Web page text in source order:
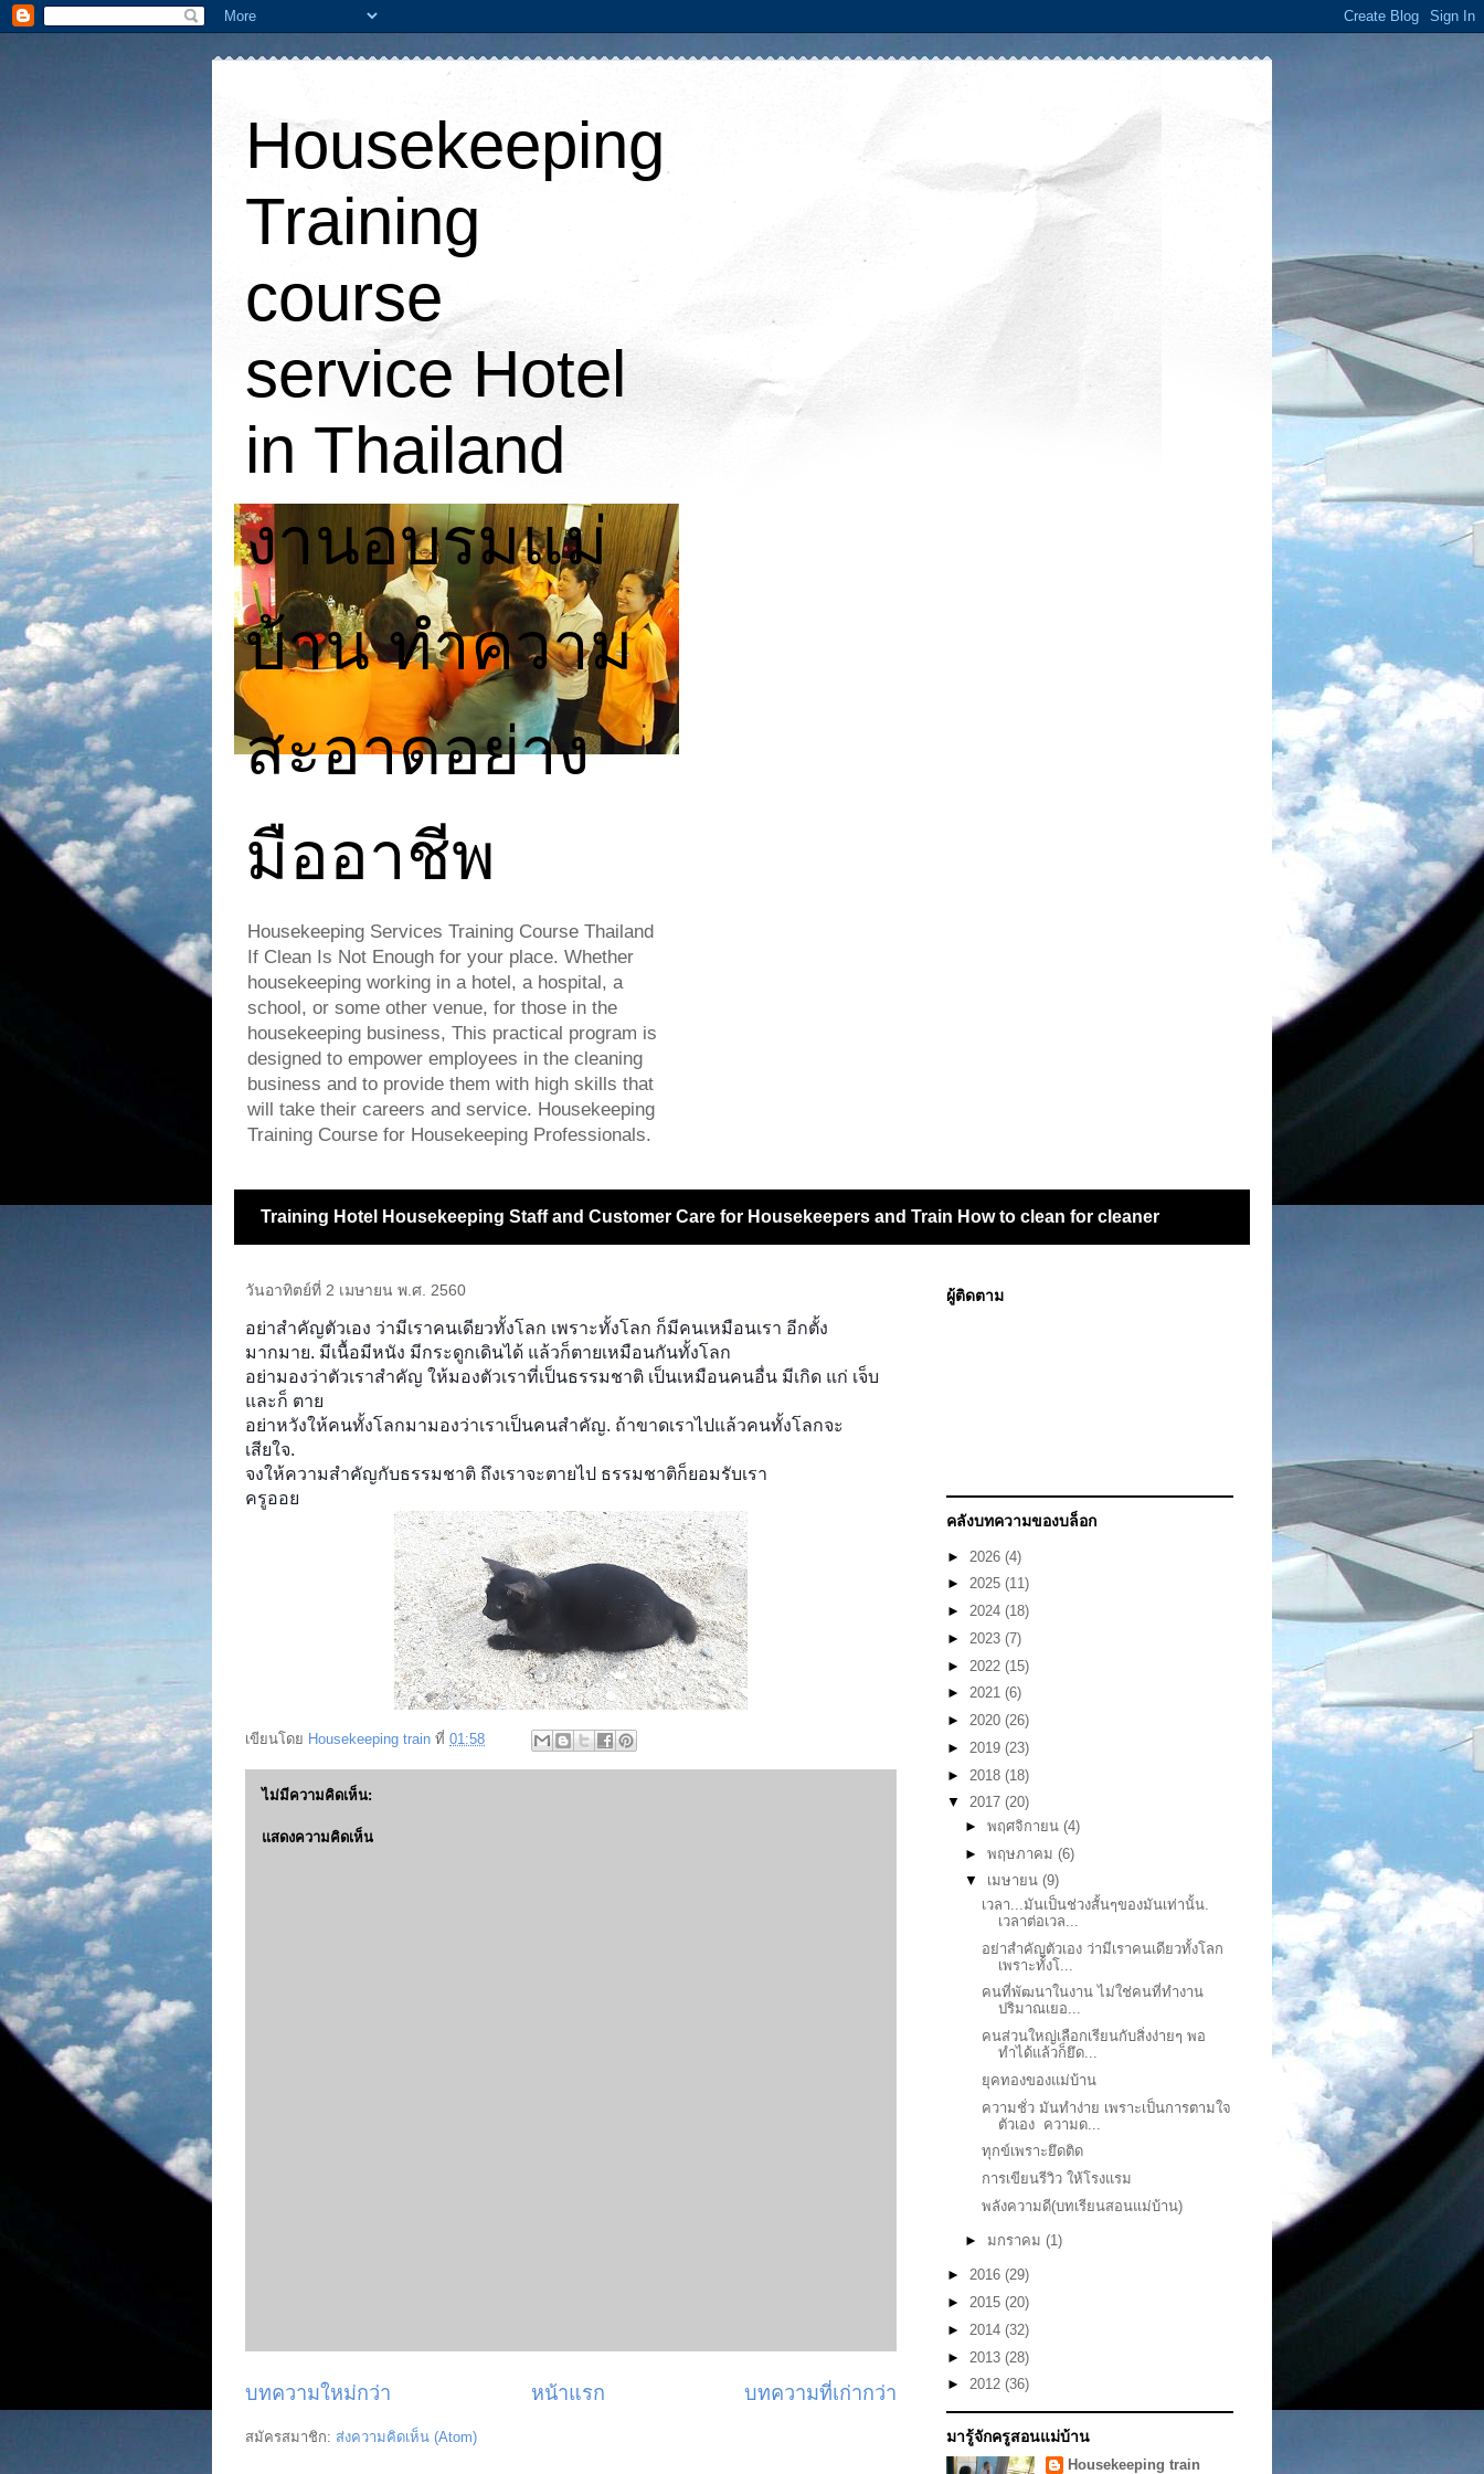
Housekeeping
Training
course
service Hotel
in Thailand
งานอบรมแม่
บ้าน ทำความ
สะอาดอย่าง
มืออาชีพ
Housekeeping Services Training Course Thailand
If Clean Is Not Enough for your place. Whether
housekeeping working in a hotel, a hospital, a
school, or some other venue, for those in the
housekeeping business, This practical program is
designed to empower employees in the cleaning
business and to provide them with high skills that
will take their careers and service. Housekeeping
Training Course for Housekeeping Professionals.
Training Hotel Housekeeping Staff and Customer Care for Housekeepers and Train How to clean for cleaner
วันอาทิตย์ที่ 2 เมษายน พ.ศ. 2560
อย่าสำคัญตัวเอง ว่ามีเราคนเดียวทั้งโลก เพราะทั้งโลก ก็มีคนเหมือนเรา อีกตั้ง
มากมาย. มีเนื้อมีหนัง มีกระดูกเดินได้ แล้วก็ตายเหมือนกันทั้งโลก
อย่ามองว่าตัวเราสำคัญ ให้มองตัวเราที่เป็นธรรมชาติ เป็นเหมือนคนอื่น มีเกิด แก่ เจ็บ
และก็ ตาย
อย่าหวังให้คนทั้งโลกมามองว่าเราเป็นคนสำคัญ. ถ้าขาดเราไปแล้วคนทั้งโลกจะ
เสียใจ.
จงให้ความสำคัญกับธรรมชาติ ถึงเราจะตายไป ธรรมชาติก็ยอมรับเรา
ครูออย
เขียนโดย Housekeeping train ที่ 01:58
ไม่มีความคิดเห็น:
แสดงความคิดเห็น
บทความใหม่กว่า บทความที่เก่ากว่า
หน้าแรก
สมัครสมาชิก: ส่งความคิดเห็น (Atom)
ผู้ติดตาม
คลังบทความของบล็อก
► 2026 (4)
► 2025 (11)
► 2024 (18)
► 2023 (7)
► 2022 (15)
► 2021 (6)
► 2020 (26)
► 2019 (23)
► 2018 (18)
▼ 2017 (20)
► พฤศจิกายน (4)
► พฤษภาคม (6)
▼ เมษายน (9)
เวลา...มันเป็นช่วงสั้นๆของมันเท่านั้น.
เวลาต่อเวล...
อย่าสำคัญตัวเอง ว่ามีเราคนเดียวทั้งโลก
เพราะทั้งโ...
คนที่พัฒนาในงาน ไม่ใช่คนที่ทำงาน
ปริมาณเยอ...
คนส่วนใหญ่เลือกเรียนกับสิ่งง่ายๆ พอ
ทำได้แล้วก็ยึด...
ยุคทองของแม่บ้าน
ความชั่ว มันทำง่าย เพราะเป็นการตามใจ
ตัวเอง ความด...
ทุกข์เพราะยึดติด
การเขียนรีวิว ให้โรงแรม
พลังความดี(บทเรียนสอนแม่บ้าน)
► มกราคม (1)
► 2016 (29)
► 2015 (20)
► 2014 (32)
► 2013 (28)
► 2012 (36)
มารู้จักครูสอนแม่บ้าน
Housekeeping train